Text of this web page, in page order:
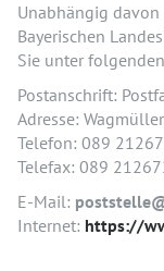
Unabhängig
Bayerischen
Sie unter
Postanschrift:
Adresse:
Telefon: 089
Telefax: 089
E-Mail:
Internet: https://